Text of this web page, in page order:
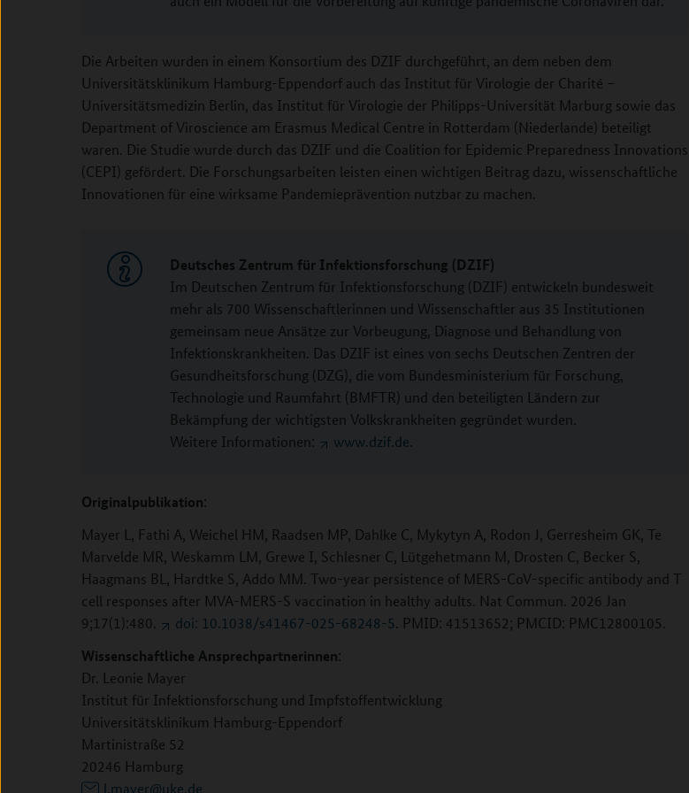
Die Arbeiten wurden in einem Konsortium des DZIF durchgeführt, an dem neben dem
Universitätsklinikum Hamburg-Eppendorf auch das Institut für Virologie der Charité –
Universitätsmedizin Berlin, das Institut für Virologie der Philipps-Universität Marburg sowie das
Department of Viroscience am Erasmus Medical Centre in Rotterdam (Niederlande) beteiligt
waren. Die Studie wurde durch das DZIF und die Coalition for Epidemic Preparedness Innovations
(CEPI) gefördert. Die Forschungsarbeiten leisten einen wichtigen Beitrag dazu, wissenschaftliche
Innovationen für eine wirksame Pandemieprävention nutzbar zu machen.
Deutsches Zentrum für Infektionsforschung (DZIF)
Im Deutschen Zentrum für Infektionsforschung (DZIF) entwickeln bundesweit
mehr als 700 Wissenschaftlerinnen und Wissenschaftler aus 35 Institutionen
gemeinsam neue Ansätze zur Vorbeugung, Diagnose und Behandlung von
Infektionskrankheiten. Das DZIF ist eines von sechs Deutschen Zentren der
Gesundheitsforschung (DZG), die vom Bundesministerium für Forschung,
Technologie und Raumfahrt (BMFTR) und den beteiligten Ländern zur
Bekämpfung der wichtigsten Volkskrankheiten gegründet wurden.
Weitere Informationen:
www.dzif.de.
Originalpublikation:
Mayer L, Fathi A, Weichel HM, Raadsen MP, Dahlke C, Mykytyn A, Rodon J, Gerresheim GK, Te
Marvelde MR, Weskamm LM, Grewe I, Schlesner C, Lütgehetmann M, Drosten C, Becker S,
Haagmans BL, Hardtke S, Addo MM. Two-year persistence of MERS-CoV-specific antibody and T
cell responses after MVA-MERS-S vaccination in healthy adults. Nat Commun. 2026 Jan
9;17(1):480.
doi: 10.1038/s41467-025-68248-5. PMID: 41513652; PMCID: PMC12800105.
Wissenschaftliche Ansprechpartnerinnen:
Dr. Leonie Mayer
Institut für Infektionsforschung und Impfstoffentwicklung
Universitätsklinikum Hamburg-Eppendorf
Martinistraße 52
20246 Hamburg
l.mayer@uke.de